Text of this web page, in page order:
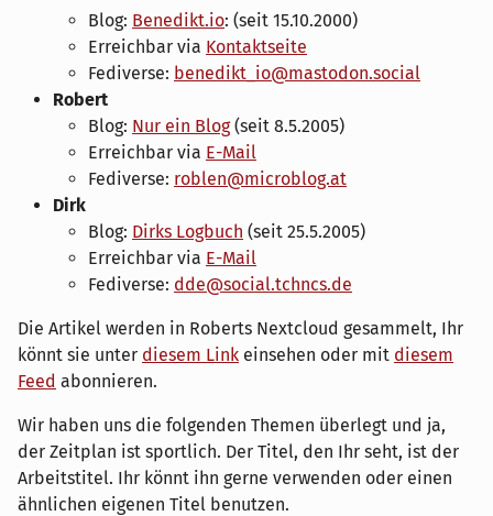
Blog: Benedikt.io: (seit 15.10.2000)
Erreichbar via Kontaktseite
Fediverse: benedikt_io@mastodon.social
Robert
Blog: Nur ein Blog(seit 8.5.2005)
Erreichbar via E-Mail
Fediverse: roblen@microblog.at
Dirk
Blog: Dirks Logbuch (seit 25.5.2005)
Erreichbar via E-Mail
Fediverse: dde@social.tchncs.de
Die Artikel werden in Roberts Nextcloud gesammelt, Ihr
könnt sie unter diesem Link einsehen oder mit diesem
Feed abonnieren.
Wir haben uns die folgenden Themen überlegt und ja,
der Zeitplan ist sportlich. Der Titel, den Ihr seht, ist der
Arbeitstitel. Ihr könnt ihn gerne verwenden oder einen
ähnlichen eigenen Titel benutzen.